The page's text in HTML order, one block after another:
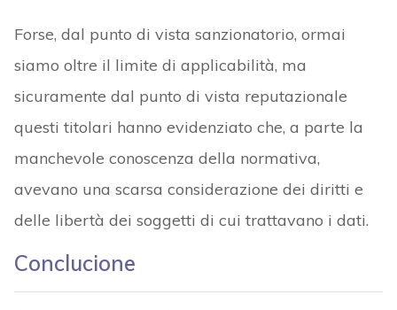
Forse, dal punto di vista sanzionatorio, ormai
siamo oltre il limite di applicabilità, ma
sicuramente dal punto di vista reputazionale
questi titolari hanno evidenziato che, a parte la
manchevole conoscenza della normativa,
avevano una scarsa considerazione dei diritti e
delle libertà dei soggetti di cui trattavano i dati.
Conclucione